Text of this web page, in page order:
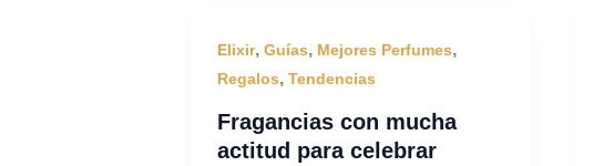
Elixir, Guías, Mejores Perfumes,
Regalos, Tendencias
Fragancias con mucha
actitud para celebrar